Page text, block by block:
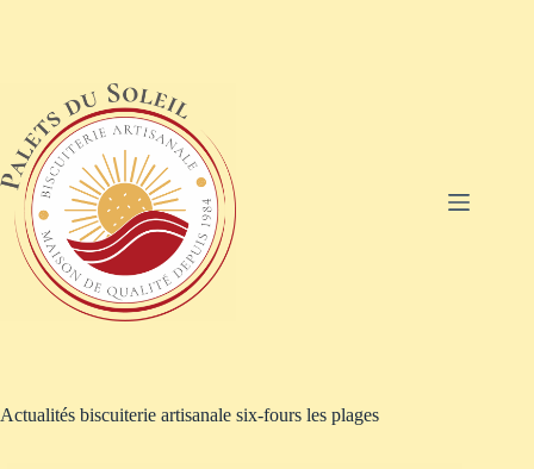
Actualités biscuiterie artisanale six-fours les plages